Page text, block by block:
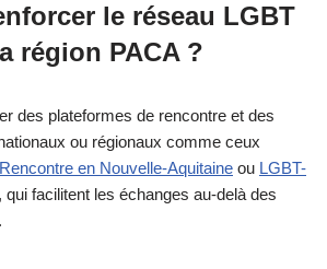
le réseau LGBT
région PACA ?
des plateformes de rencontre et des
ou régionaux comme ceux
en Nouvelle-Aquitaine ou LGBT-
qui facilitent les échanges au-delà des